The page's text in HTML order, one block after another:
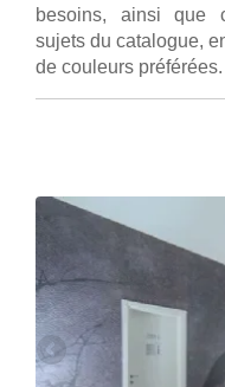
besoins, ainsi que
sujets du catalogue,
de couleurs préférées.